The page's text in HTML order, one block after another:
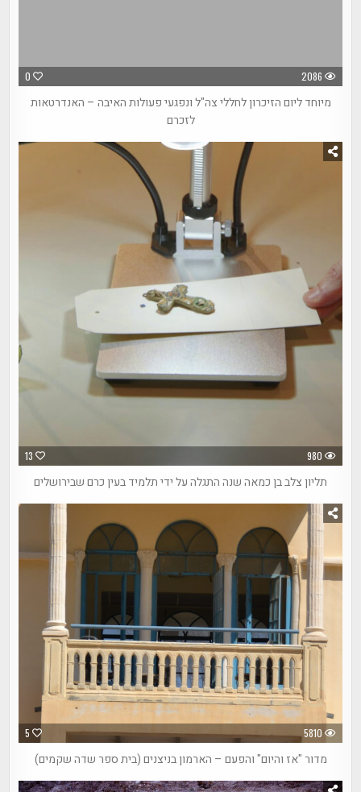
0 2086
מיוחד ליום הזיכרון לחללי צה"ל ונפגעי פעולות האיבה – האנדרטאות
לזכרם
13 980
תליון צלב בן כמאה שנה התגלה על ידי תלמיד בעין כרם שבירושלים
5 5810
מדור "אז והיום" והפעם – הארמון בניצנים (בית ספר שדה שקמים)